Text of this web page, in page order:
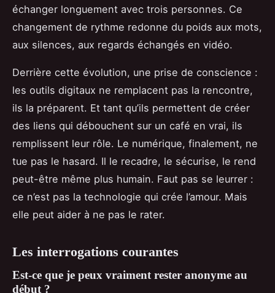
échanger longuement avec trois personnes. Ce
changement de rythme redonne du poids aux mots,
aux silences, aux regards échangés en vidéo.
Derrière cette évolution, une prise de conscience :
les outils digitaux ne remplacent pas la rencontre,
ils la préparent. Et tant qu’ils permettent de créer
des liens qui débouchent sur un café en vrai, ils
remplissent leur rôle. Le numérique, finalement, ne
tue pas le hasard. Il le recadre, le sécurise, le rend
peut-être même plus humain. Faut pas se leurrer :
ce n’est pas la technologie qui crée l’amour. Mais
elle peut aider à ne pas le rater.
Les interrogations courantes
Est-ce que je peux vraiment rester anonyme au
début ?